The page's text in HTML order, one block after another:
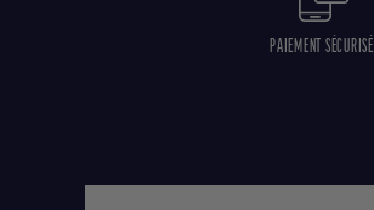
PAIEMENT SÉCURISÉ